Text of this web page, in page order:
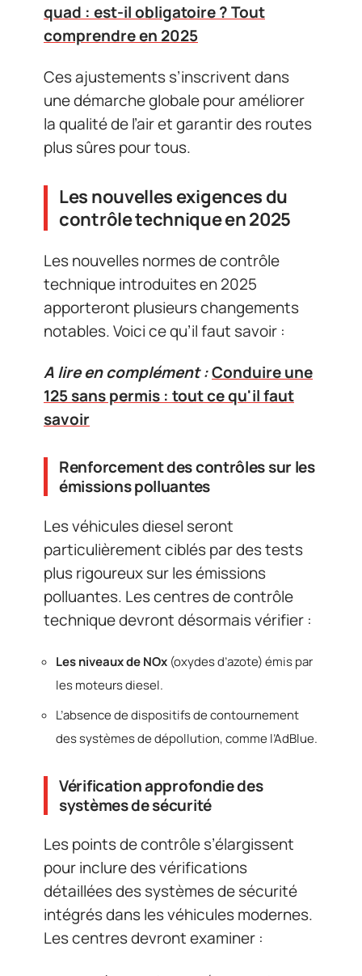
quad : est-il obligatoire ? Tout
comprendre en 2025
Ces ajustements s’inscrivent dans
une démarche globale pour améliorer
la qualité de l’air et garantir des routes
plus sûres pour tous.
Les nouvelles exigences du
contrôle technique en 2025
Les nouvelles normes de contrôle
technique introduites en 2025
apporteront plusieurs changements
notables. Voici ce qu’il faut savoir :
A lire en complément :Conduire une
125 sans permis : tout ce qu'il faut
savoir
Renforcement des contrôles sur les
émissions polluantes
Les véhicules diesel seront
particulièrement ciblés par des tests
plus rigoureux sur les émissions
polluantes. Les centres de contrôle
technique devront désormais vérifier :
Les niveaux de NOx (oxydes d’azote) émis par
les moteurs diesel.
L’absence de dispositifs de contournement
des systèmes de dépollution, comme l’AdBlue.
Vérification approfondie des
systèmes de sécurité
Les points de contrôle s’élargissent
pour inclure des vérifications
détaillées des systèmes de sécurité
intégrés dans les véhicules modernes.
Les centres devront examiner :